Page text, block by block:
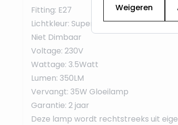
Fitting: E27
Lichtkleur: Super Warm Wit - 2200K
Niet Dimbaar
Voltage: 230V
Wattage: 3.5Watt
Lumen: 350LM
Vervangt: 35W Gloeilamp
Garantie: 2 jaar
Deze lamp wordt rechtstreeks uit
Weigeren